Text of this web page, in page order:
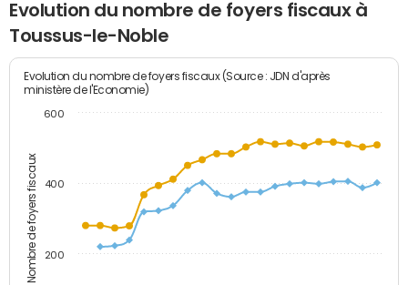
Evolution du nombre de foyers fiscaux à
Toussus-le-Noble
Nombre de foyers fiscaux
Evolution du nombre de foyers fiscaux (Source : JDN d'après
ministère de l'Economie)
200
400
600